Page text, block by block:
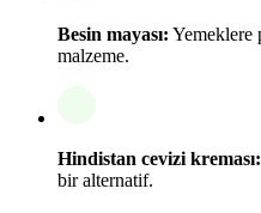
Besin mayası: Yemeklere
malzeme.
Hindistan cevizi kreması:
bir alternatif.